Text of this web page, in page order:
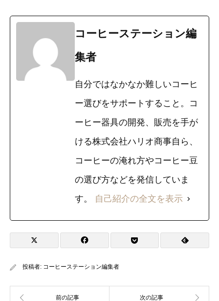
コーヒーステーション編
集者
自分ではなかなか難しいコーヒ
ー選びをサポートすること。コ
ーヒー器具の開発、販売を手が
ける株式会社ハリオ商事自ら、
コーヒーの淹れ方やコーヒー豆
の選び方などを発信していま
す。 自己紹介の全文を表示
投稿者: コーヒーステーション編集者